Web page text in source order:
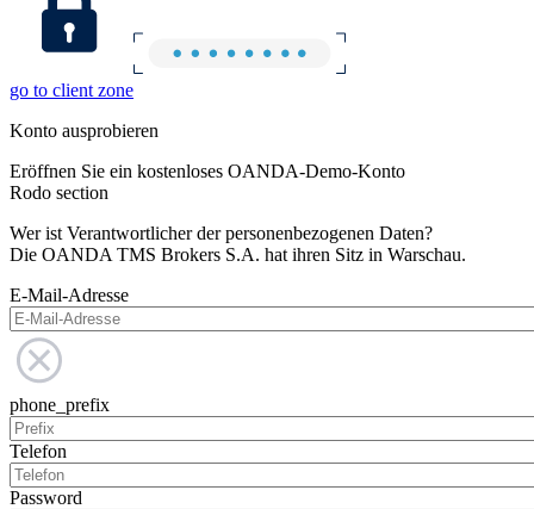
go to client zone
Konto ausprobieren
Eröffnen Sie ein kostenloses OANDA-Demo-Konto
Rodo section
Wer ist Verantwortlicher der personenbezogenen Daten?
Die OANDA TMS Brokers S.A. hat ihren Sitz in Warschau.
E-Mail-Adresse
phone_prefix
Telefon
Password